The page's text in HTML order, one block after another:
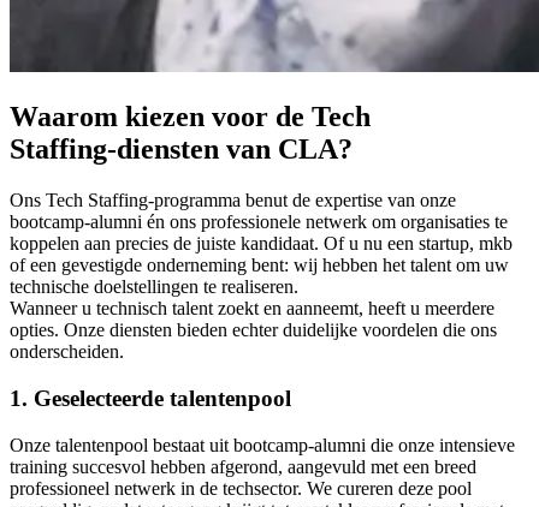
Waarom kiezen voor de Tech
Staffing‑diensten van CLA?
Ons Tech Staffing‑programma benut de expertise van onze
bootcamp‑alumni én ons professionele netwerk om organisaties te
koppelen aan precies de juiste kandidaat. Of u nu een startup, mkb
of een gevestigde onderneming bent: wij hebben het talent om uw
technische doelstellingen te realiseren.
Wanneer u technisch talent zoekt en aanneemt, heeft u meerdere
opties. Onze diensten bieden echter duidelijke voordelen die ons
onderscheiden.
1. Geselecteerde talentenpool
Onze talentenpool bestaat uit bootcamp‑alumni die onze intensieve
training succesvol hebben afgerond, aangevuld met een breed
professioneel netwerk in de techsector. We cureren deze pool